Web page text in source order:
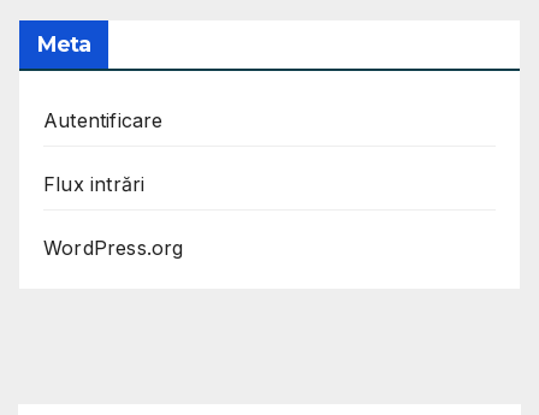
Meta
Autentificare
Flux intrări
WordPress.org